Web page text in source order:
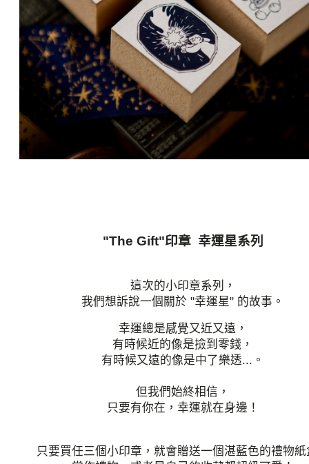
"The Gift"印章 幸運星系列
這次的小印章系列，
我們想訴說一個關於 "幸運星" 的故事。
幸運總是感覺又近又遠，
有時候近的像是撿到零錢，
有時候又遠的像是中了樂透...。
但我們始終相信，
只要有你在，幸運就在身邊！
只要買任三個小印章，就會贈送一個湛藍色的禮物紙